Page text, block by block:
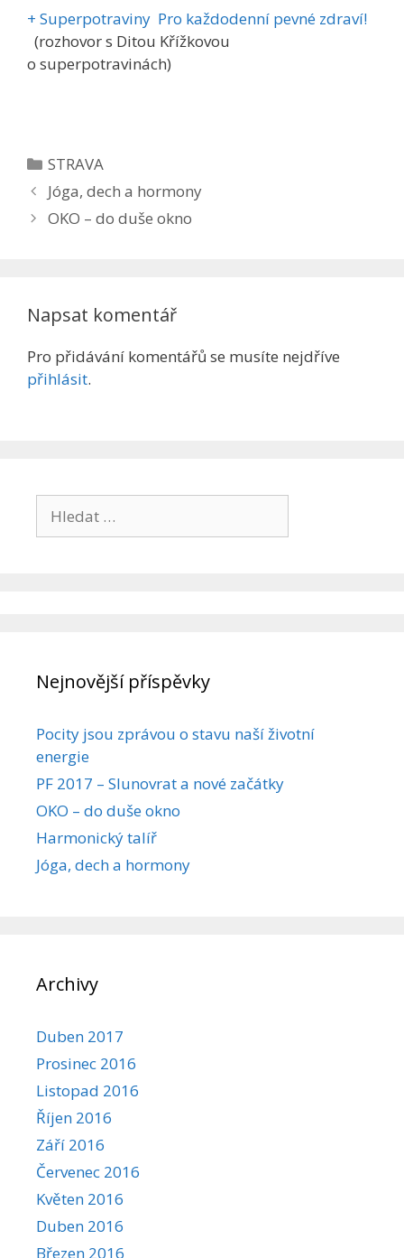
+ Superpotraviny Pro každodenní pevné zdraví!
(rozhovor s Ditou Křížkovou
o superpotravinách)
Rubriky
STRAVA
Jóga, dech a hormony
OKO – do duše okno
Napsat komentář
Pro přidávání komentářů se musíte nejdříve
přihlásit.
Nejnovější příspěvky
Pocity jsou zprávou o stavu naší životní
energie
PF 2017 – Slunovrat a nové začátky
OKO – do duše okno
Harmonický talíř
Jóga, dech a hormony
Archivy
Duben 2017
Prosinec 2016
Listopad 2016
Říjen 2016
Září 2016
Červenec 2016
Květen 2016
Duben 2016
Březen 2016